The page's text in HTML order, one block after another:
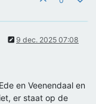
9 dec. 2025 07:08
en Veenendaal en
er staat op de